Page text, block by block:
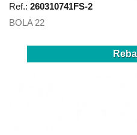
Ref.: 260310741FS-2
BOLA 22